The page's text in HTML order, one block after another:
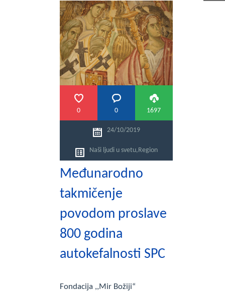
PRETRAGA
0 0 1697
24/10/2019
Naši ljudi u svetu, Region
Međunarodno
takmičenje
povodom proslave
800 godina
autokefalnosti SPC
Fondacija ,,Mir Božiji“